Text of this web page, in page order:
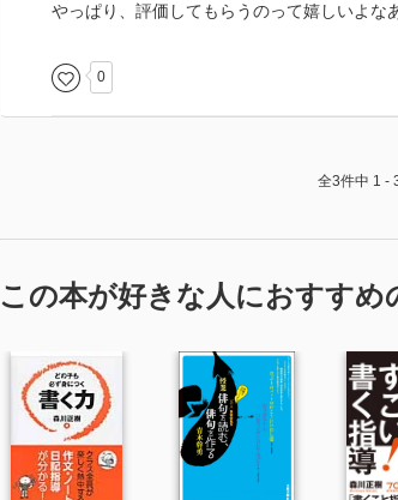
やっぱり、評価してもらうのって嬉しいよな
0
全3件中 1 -
この本が好きな人におすすめ